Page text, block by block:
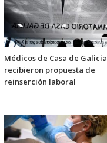
Médicos de Casa de Galicia
recibieron propuesta de
reinserción laboral